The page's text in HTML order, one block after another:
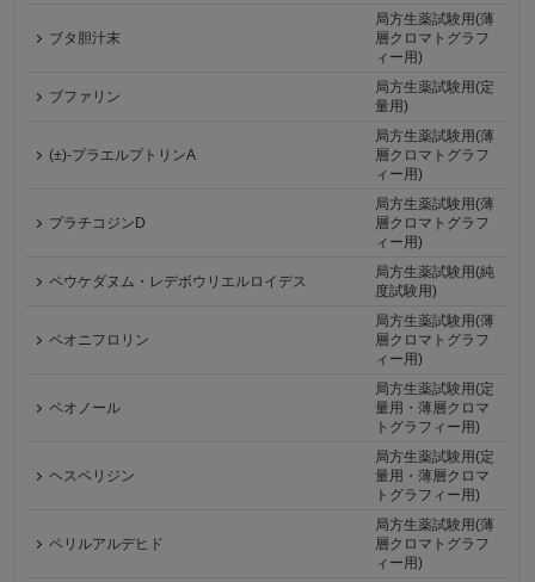
ブタ胆汁末
局方生薬試験用(薄
層クロマトグラフ
ィー用)
ブファリン
局方生薬試験用(定
量用)
(±)-プラエルプトリンA
局方生薬試験用(薄
層クロマトグラフ
ィー用)
プラチコジンD
局方生薬試験用(薄
層クロマトグラフ
ィー用)
ペウケダヌム・レデボウリエルロイデス
局方生薬試験用(純
度試験用)
ペオニフロリン
局方生薬試験用(薄
層クロマトグラフ
ィー用)
ペオノール
局方生薬試験用(定
量用・薄層クロマ
トグラフィー用)
ヘスペリジン
局方生薬試験用(定
量用・薄層クロマ
トグラフィー用)
ペリルアルデヒド
局方生薬試験用(薄
層クロマトグラフ
ィー用)